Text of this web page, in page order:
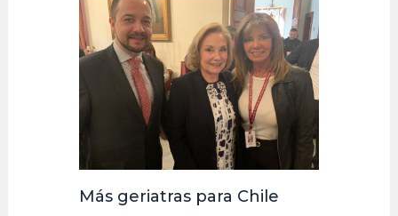
Más geriatras para Chile